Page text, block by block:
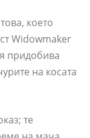
което
Widowmaker
придобива
на косата
те